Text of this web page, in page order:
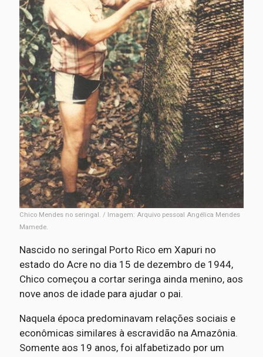
Chico Mendes no seringal. / Imagem: Arquivo pessoal Angélica Mendes
Mamede.
Nascido no seringal Porto Rico em Xapuri no
estado do Acre no dia 15 de dezembro de 1944,
Chico começou a cortar seringa ainda menino, aos
nove anos de idade para ajudar o pai.
Naquela época predominavam relações sociais e
econômicas similares à escravidão na Amazônia.
Somente aos 19 anos, foi alfabetizado por um